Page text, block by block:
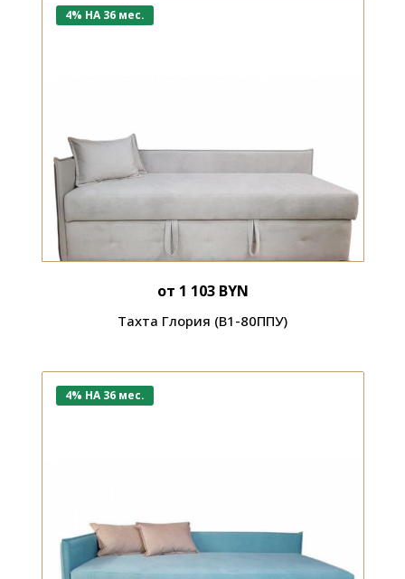
4% НА 36 мес.
от 1 103 BYN
Тахта Глория (В1-80ППУ)
4% НА 36 мес.